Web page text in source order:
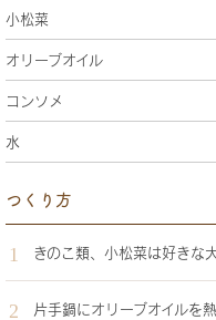
小松菜
オリーブオイル
コンソメ
水
つくり方
きのこ類、小松菜は好きな
片手鍋にオリーブオイルを